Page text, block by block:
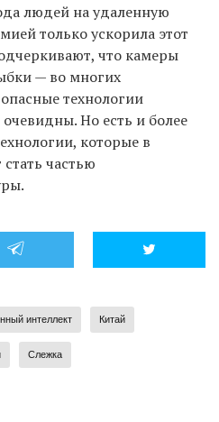
людей на удаленную
только ускорила этот
что камеры
— во многих
технологии
Но есть и более
которые в
частью
интеллект Китай
Слежка